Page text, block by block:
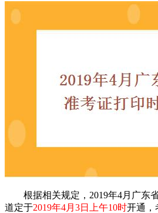
根据相关规定，2019年4月广东
道定于2019年4月3日上午10时开通，